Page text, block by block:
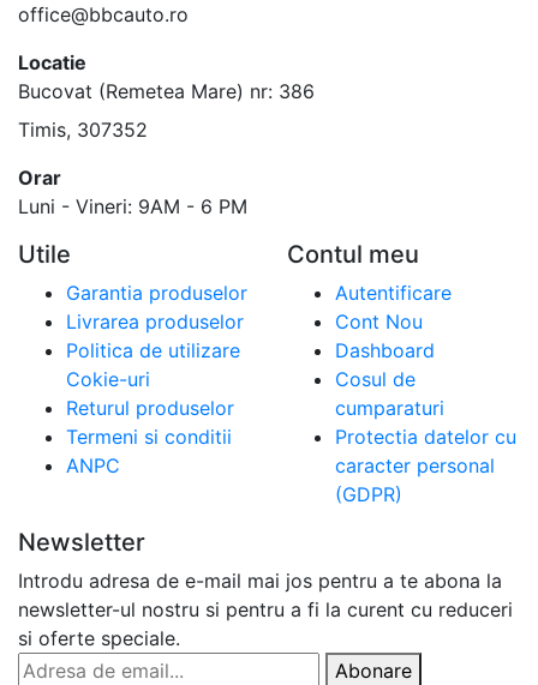
office@bbcauto.ro
Locatie
Bucovat (Remetea Mare) nr: 386
Timis, 307352
Orar
Luni - Vineri: 9AM - 6 PM
Utile
Garantia produselor
Livrarea produselor
Politica de utilizare
Cokie-uri
Returul produselor
Termeni si conditii
ANPC
Contul meu
Autentificare
Cont Nou
Dashboard
Cosul de
cumparaturi
Protectia datelor cu
caracter personal
(GDPR)
Newsletter
Introdu adresa de e-mail mai jos pentru a te abona la
newsletter-ul nostru si pentru a fi la curent cu reduceri
si oferte speciale.
Adresa de email
Abonare